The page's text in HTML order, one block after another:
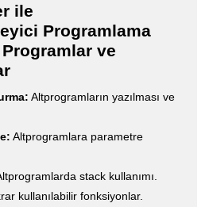
ile
Programlama
ve
Altprogramların yazılması ve
Altprogramlara parametre
stack kullanımı.
kullanılabilir fonksiyonlar.